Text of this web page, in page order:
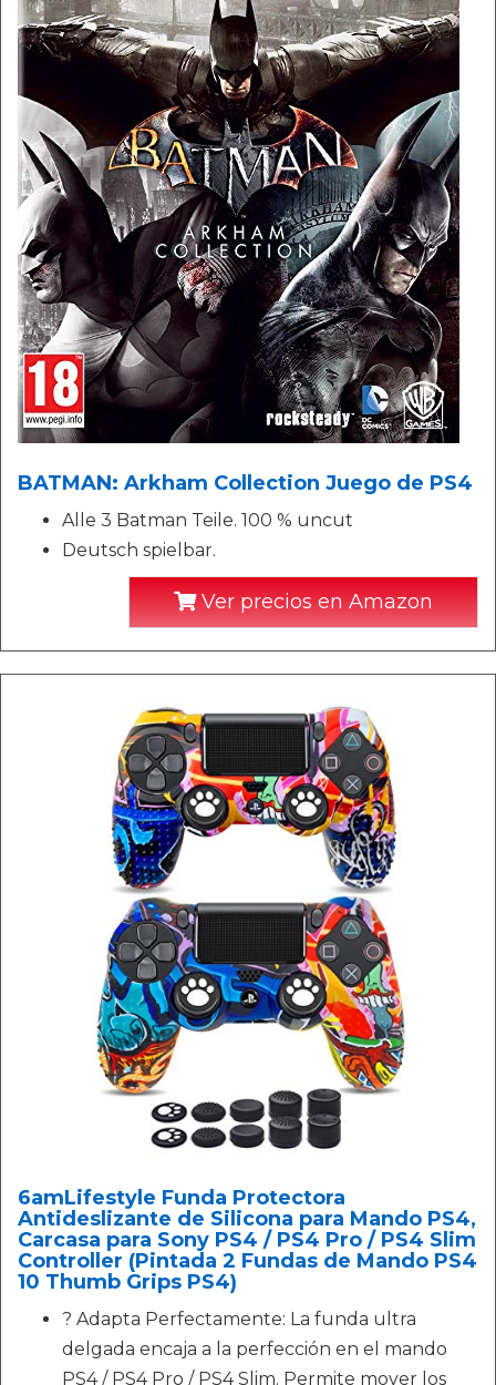
BATMAN: Arkham Collection Juego de PS4
Alle 3 Batman Teile. 100 % uncut
Deutsch spielbar.
Ver precios en Amazon
6amLifestyle Funda Protectora
Antideslizante de Silicona para Mando PS4,
Carcasa para Sony PS4 / PS4 Pro / PS4 Slim
Controller (Pintada 2 Fundas de Mando PS4
10 Thumb Grips PS4)
? Adapta Perfectamente: La funda ultra
delgada encaja a la perfección en el mando
PS4 / PS4 Pro / PS4 Slim. Permite mover los